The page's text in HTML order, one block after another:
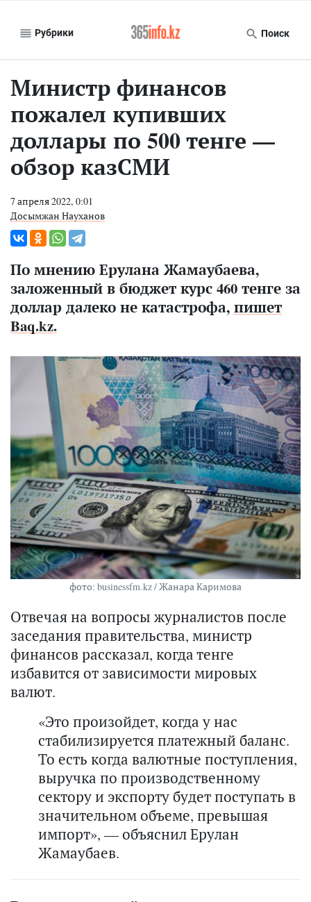
Рубрики Поиск
Министр финансов
пожалел купивших
доллары по 500 тенге —
обзор казСМИ
7 апреля 2022, 0:01
Досымжан Науханов
По мнению Ерулана Жамаубаева,
заложенный в бюджет курс 460 тенге за
доллар далеко не катастрофа, пишет
Baq.kz.
фото: businessfm.kz / Жанара Каримова
Отвечая на вопросы журналистов после
заседания правительства, министр
финансов рассказал, когда тенге
избавится от зависимости мировых
валют.
«Это произойдет, когда у нас
стабилизируется платежный баланс.
То есть когда валютные поступления,
выручка по производственному
сектору и экспорту будет поступать в
значительном объеме, превышая
импорт», — объяснил Ерулан
Жамаубаев.